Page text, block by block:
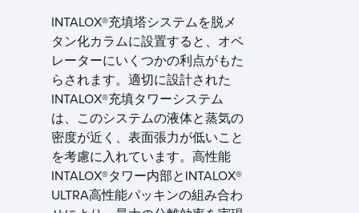
INTALOX®充填塔システムを脱メ
タン化カラムに設置すると、オペ
レーターにいくつかの利点がもた
らされます。適切に設計された
INTALOX®充填タワーシステム
は、このシステムの液体と蒸気の
密度が近く、表面張力が低いこと
を考慮に入れています。高性能
INTALOX®タワー内部とINTALOX®
ULTRA高性能パッキンの組み合わ